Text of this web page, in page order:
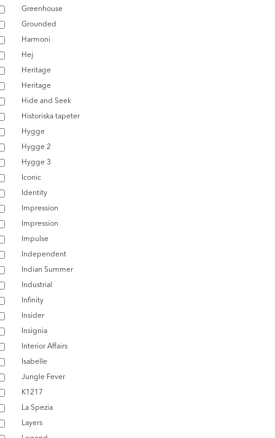
Greenhouse
Grounded
Harmoni
Hej
Heritage
Heritage
Hide and Seek
Historiska tapeter
Hygge
Hygge 2
Hygge 3
Iconic
Identity
Impression
Impression
Impulse
Independent
Indian Summer
Industrial
Infinity
Insider
Insignia
Interior Affairs
Isabelle
Jungle Fever
K1217
La Spezia
Layers